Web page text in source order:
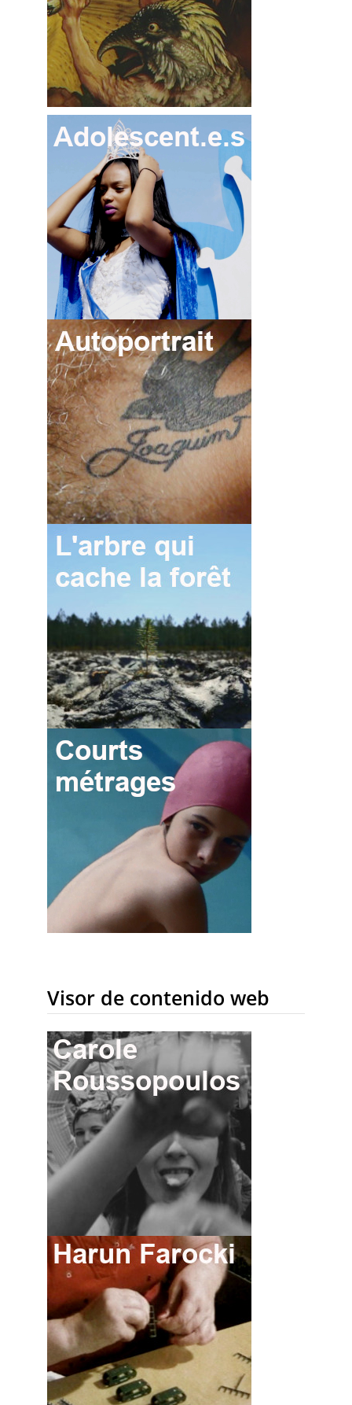
Visor de contenido web